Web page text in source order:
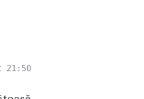
21:50